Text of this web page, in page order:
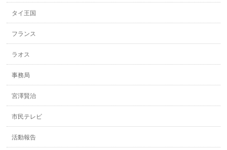
タイ王国
フランス
ラオス
事務局
宮澤賢治
市民テレビ
活動報告